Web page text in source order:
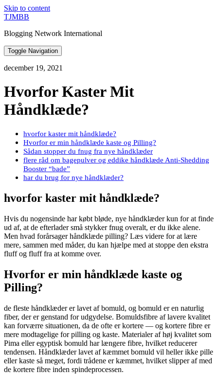
Skip to content
TJMBB
Blogging Network International
Toggle Navigation
december 19, 2021
Hvorfor Kaster Mit
Håndklæde?
hvorfor kaster mit håndklæde?
Hvorfor er min håndklæde kaste og Pilling?
Sådan stopper du fnug fra nye håndklæder
flere råd om bagepulver og eddike håndklæde Anti-Shedding
Booster “bade”
har du brug for nye håndklæder?
hvorfor kaster mit håndklæde?
Hvis du nogensinde har købt bløde, nye håndklæder kun for at finde
ud af, at de efterlader små stykker fnug overalt, er du ikke alene.
Men hvad forårsager håndklæde pilling? Læs videre for at lære
mere, sammen med måder, du kan hjælpe med at stoppe den ekstra
fluff og fluff fra at komme over.
Hvorfor er min håndklæde kaste og
Pilling?
de fleste håndklæder er lavet af bomuld, og bomuld er en naturlig
fiber, der er genstand for udgydelse. Bomuldsfibre af lavere kvalitet
kan forværre situationen, da de ofte er kortere — og kortere fibre er
mere modtagelige for pilling og kaste. Materialer af høj kvalitet som
Pima eller egyptisk bomuld har længere fibre, hvilket reducerer
tendensen. Håndklæder lavet af kæmmet bomuld vil heller ikke pille
eller kaste så meget, fordi trådene er kæmmet, hvilket slipper af med
de kortere fibre inden spindeprocessen.